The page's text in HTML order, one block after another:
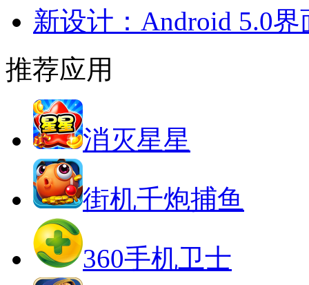
新设计：Android 5.0
推荐应用
消灭星星
街机千炮捕鱼
360手机卫士